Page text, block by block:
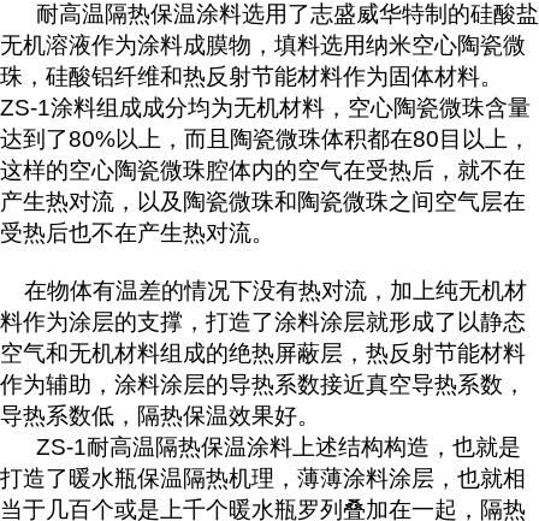
耐高温隔热保温涂料选用了志盛威华特制的硅酸盐
无机溶液作为涂料成膜物，填料选用纳米空心陶瓷微
珠，硅酸铝纤维和热反射节能材料作为固体材料。
ZS-1涂料组成成分均为无机材料，空心陶瓷微珠含量
达到了80%以上，而且陶瓷微珠体积都在80目以上，
这样的空心陶瓷微珠腔体内的空气在受热后，就不在
产生热对流，以及陶瓷微珠和陶瓷微珠之间空气层在
受热后也不在产生热对流。
在物体有温差的情况下没有热对流，加上纯无机材
料作为涂层的支撑，打造了涂料涂层就形成了以静态
空气和无机材料组成的绝热屏蔽层，热反射节能材料
作为辅助，涂料涂层的导热系数接近真空导热系数，
导热系数低，隔热保温效果好。
ZS-1耐高温隔热保温涂料上述结构构造，也就是
打造了暖水瓶保温隔热机理，薄薄涂料涂层，也就相
当于几百个或是上千个暖水瓶罗列叠加在一起，隔热